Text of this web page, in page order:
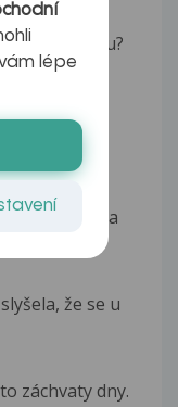
mám dnu?
letá matka
mi pomohla
že se u
záchvaty dny.
lépe